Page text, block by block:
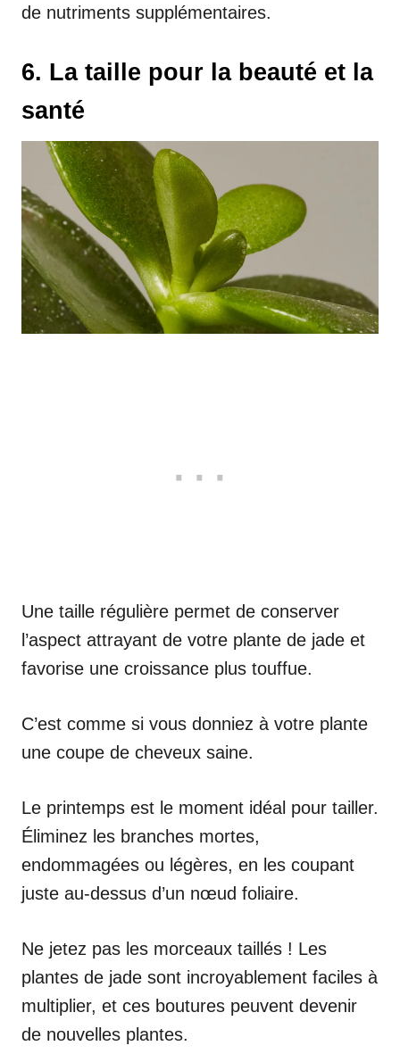
de nutriments supplémentaires.
6. La taille pour la beauté et la
santé
Une taille régulière permet de conserver
l’aspect attrayant de votre plante de jade et
favorise une croissance plus touffue.
C’est comme si vous donniez à votre plante
une coupe de cheveux saine.
Le printemps est le moment idéal pour tailler.
Éliminez les branches mortes,
endommagées ou légères, en les coupant
juste au-dessus d’un nœud foliaire.
Ne jetez pas les morceaux taillés ! Les
plantes de jade sont incroyablement faciles à
multiplier, et ces boutures peuvent devenir
de nouvelles plantes.